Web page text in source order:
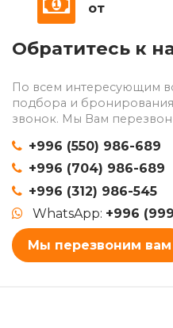
от
Обратитесь к
По всем интересующим
подбора и
звонок. Мы Вам
+996 (550) 986-689
+996 (704) 986-689
+996 (312) 986-545
WhatsApp: +996
Мы перезвоним вам